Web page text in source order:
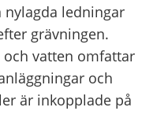
nylagda ledningar
grävningen.
vatten omfattar
och
är inkopplade på